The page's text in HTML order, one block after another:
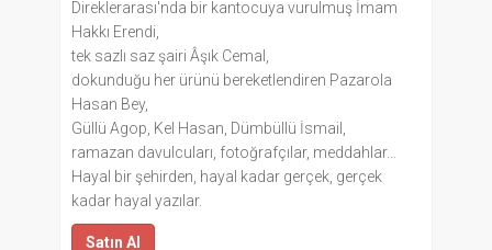
Direklerarası'nda bir kantocuya vurulmuş İmam
Hakkı Erendi,
tek sazlı saz şairi Âşık Cemal,
dokunduğu her ürünü bereketlendiren Pazarola
Hasan Bey,
Güllü Agop, Kel Hasan, Dümbüllü İsmail,
ramazan davulcuları, fotoğrafçılar, meddahlar...
Hayal bir şehirden, hayal kadar gerçek, gerçek
kadar hayal yazılar.
Satın Al